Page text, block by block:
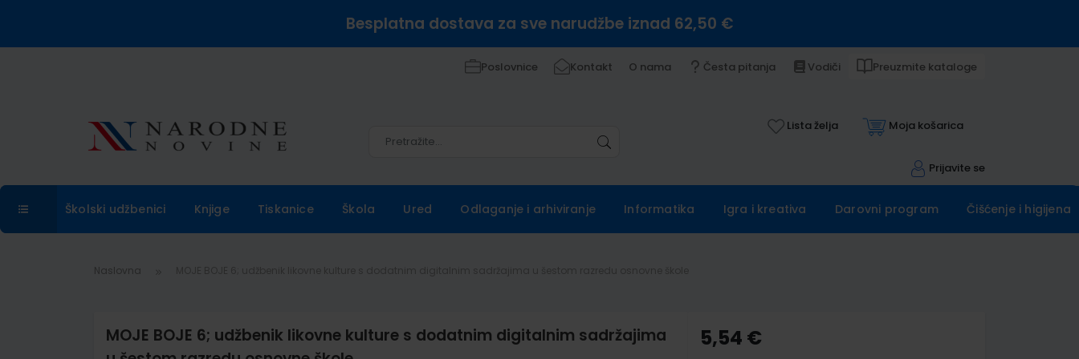
Besplatna dostava za sve narudžbe iznad 62,50 €
Poslovnice Kontakt O nama Česta pitanja Vodiči Preuzmite kataloge
Lista želja Moja košarica
Prijavite se
Školski udžbenici Knjige Tiskanice Škola Ured Odlaganje i arhiviranje Informatika Igra i kreativa Darovni program Čišćenje i higijena
Naslovna
MOJE BOJE 6; udžbenik likovne kulture s dodatnim digitalnim sadržajima
5,54 €